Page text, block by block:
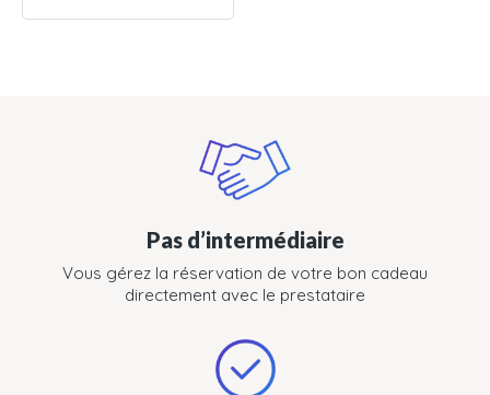
Pas d’intermédiaire
Vous gérez la réservation de votre bon cadeau
directement avec le prestataire